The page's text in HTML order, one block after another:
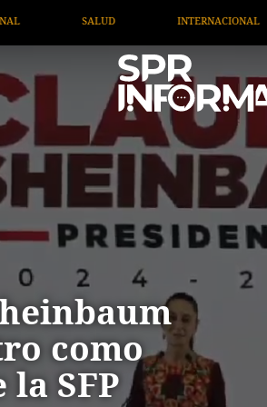
INTERNACIONAL TV MIGRANTE INFORMA
como
SFP